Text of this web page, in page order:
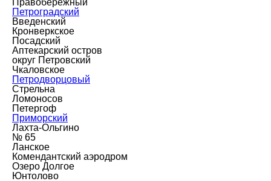
Правобережный
Петроградский
Введенский
Кронверкское
Посадский
Аптекарский остров
округ Петровский
Чкаловское
Петродворцовый
Стрельна
Ломоносов
Петергоф
Приморский
Лахта-Ольгино
№ 65
Ланское
Комендантский аэродром
Озеро Долгое
Юнтолово